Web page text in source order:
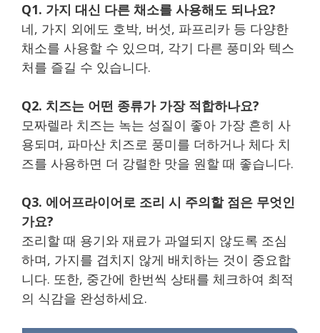
Q1. 가지 대신 다른 채소를 사용해도 되나요?
네, 가지 외에도 호박, 버섯, 파프리카 등 다양한
채소를 사용할 수 있으며, 각기 다른 풍미와 텍스
처를 즐길 수 있습니다.
Q2. 치즈는 어떤 종류가 가장 적합하나요?
모짜렐라 치즈는 녹는 성질이 좋아 가장 흔히 사
용되며, 파마산 치즈로 풍미를 더하거나 체다 치
즈를 사용하면 더 강렬한 맛을 원할 때 좋습니다.
Q3. 에어프라이어로 조리 시 주의할 점은 무엇인
가요?
조리할 때 용기와 재료가 과열되지 않도록 조심
하며, 가지를 겹치지 않게 배치하는 것이 중요합
니다. 또한, 중간에 한번씩 상태를 체크하여 최적
의 식감을 완성하세요.